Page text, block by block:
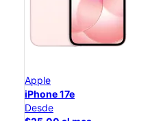
Apple
iPhone 17e
Desde